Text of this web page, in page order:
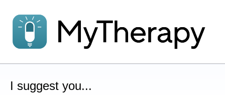
to
content
I suggest you...